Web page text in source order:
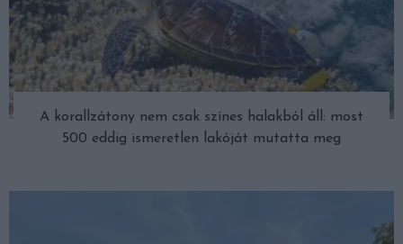
A korallzátony nem csak színes halakból áll: most
500 eddig ismeretlen lakóját mutatta meg